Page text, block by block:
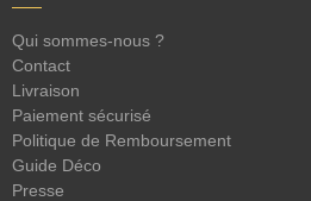
Qui sommes-nous ?
Contact
Livraison
Paiement sécurisé
Politique de Remboursement
Guide Déco
Presse